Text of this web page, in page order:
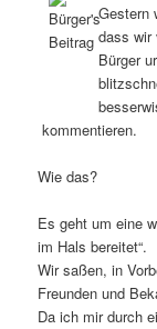
Gestern
dass wir
Bürger
kommentieren.
Wie das?
Es geht um eine
im Hals bereitet“.
Wir saßen, in
Freunden und
Da ich mir durch